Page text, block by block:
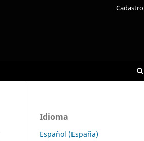
Cadastro
Idioma
Español (España)